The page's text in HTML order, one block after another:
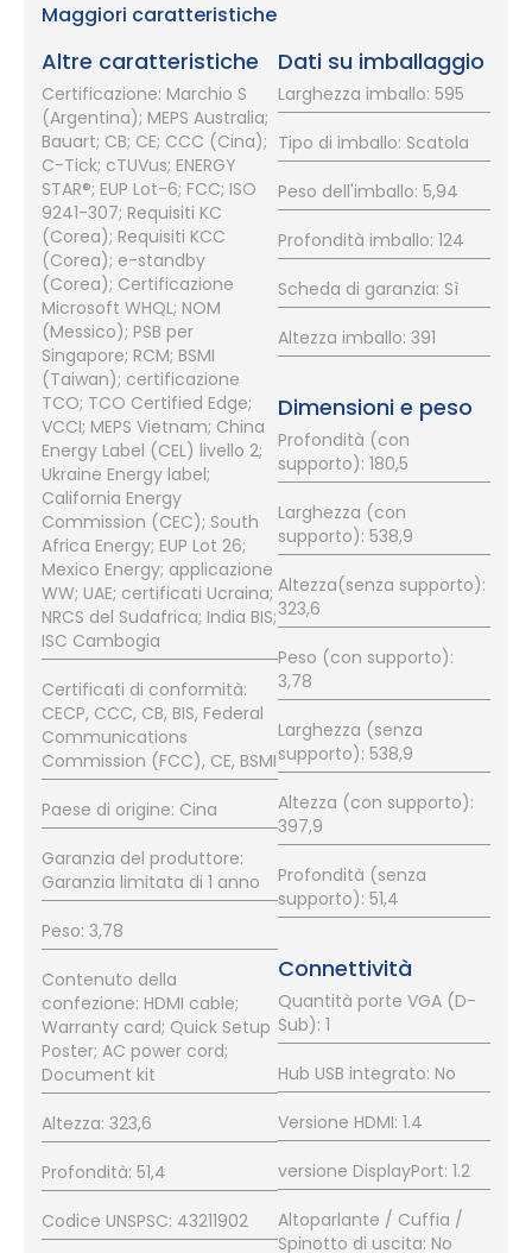
Maggiori caratteristiche
Altre caratteristiche
Certificazione: Marchio S
(Argentina); MEPS Australia;
Bauart; CB; CE; CCC (Cina);
C-Tick; cTUVus; ENERGY
STAR®; EUP Lot-6; FCC; ISO
9241-307; Requisiti KC
(Corea); Requisiti KCC
(Corea); e-standby
(Corea); Certificazione
Microsoft WHQL; NOM
(Messico); PSB per
Singapore; RCM; BSMI
(Taiwan); certificazione
TCO; TCO Certified Edge;
VCCI; MEPS Vietnam; China
Energy Label (CEL) livello 2;
Ukraine Energy label;
California Energy
Commission (CEC); South
Africa Energy; EUP Lot 26;
Mexico Energy; applicazione
WW; UAE; certificati Ucraina;
NRCS del Sudafrica; India BIS;
ISC Cambogia
Certificati di conformità:
CECP, CCC, CB, BIS, Federal
Communications
Commission (FCC), CE, BSMI
Paese di origine: Cina
Garanzia del produttore:
Garanzia limitata di 1 anno
Peso: 3,78
Contenuto della
confezione: HDMI cable;
Warranty card; Quick Setup
Poster; AC power cord;
Document kit
Altezza: 323,6
Profondità: 51,4
Codice UNSPSC: 43211902
Dati su imballaggio
Larghezza imballo: 595
Tipo di imballo: Scatola
Peso dell'imballo: 5,94
Profondità imballo: 124
Scheda di garanzia: Sì
Altezza imballo: 391
Dimensioni e peso
Profondità (con
supporto): 180,5
Larghezza (con
supporto): 538,9
Altezza(senza supporto):
323,6
Peso (con supporto):
3,78
Larghezza (senza
supporto): 538,9
Altezza (con supporto):
397,9
Profondità (senza
supporto): 51,4
Connettività
Quantità porte VGA (D-
Sub): 1
Hub USB integrato: No
Versione HDMI: 1.4
versione DisplayPort: 1.2
Altoparlante / Cuffia /
Spinotto di uscita: No